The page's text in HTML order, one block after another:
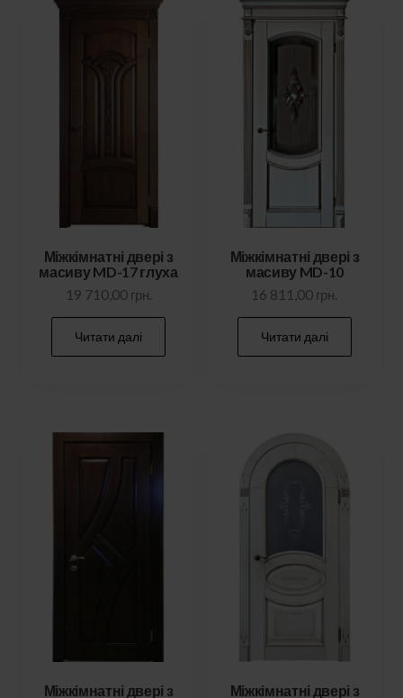
Міжкімнатні двері з
масиву MD-17 глуха
19 710,00 грн.
Читати далі
Міжкімнатні двері з
масиву MD-10
16 811,00 грн.
Читати далі
Міжкімнатні двері з
Міжкімнатні двері з